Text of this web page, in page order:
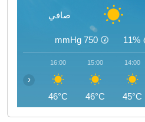
صافي
11%
750
mmHg
14:00
45°C
15:00
46°C
16:00
46°C
‹